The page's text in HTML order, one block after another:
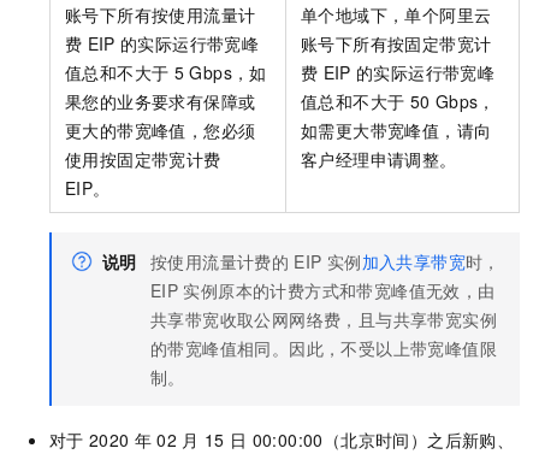
账号下所有按使用流量计
费 EIP 的实际运行带宽峰
值总和不大于 5 Gbps，如
果您的业务要求有保障或
更大的带宽峰值，您必须
使用按固定带宽计费
EIP。
单个地域下，单个阿里云
账号下所有按固定带宽计
费 EIP 的实际运行带宽峰
值总和不大于 50 Gbps，
如需更大带宽峰值，请向
客户经理申请调整。
说明 按使用流量计费的 EIP 实例加入共享带宽时，
EIP 实例原本的计费方式和带宽峰值无效，由
共享带宽收取公网网络费，且与共享带宽实例
的带宽峰值相同。因此，不受以上带宽峰值限
制。
对于 2020 年 02 月 15 日 00:00:00（北京时间）之后新购、